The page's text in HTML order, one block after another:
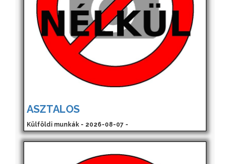
ASZTALOS
Külföldi munkák - 2026-08-07 -